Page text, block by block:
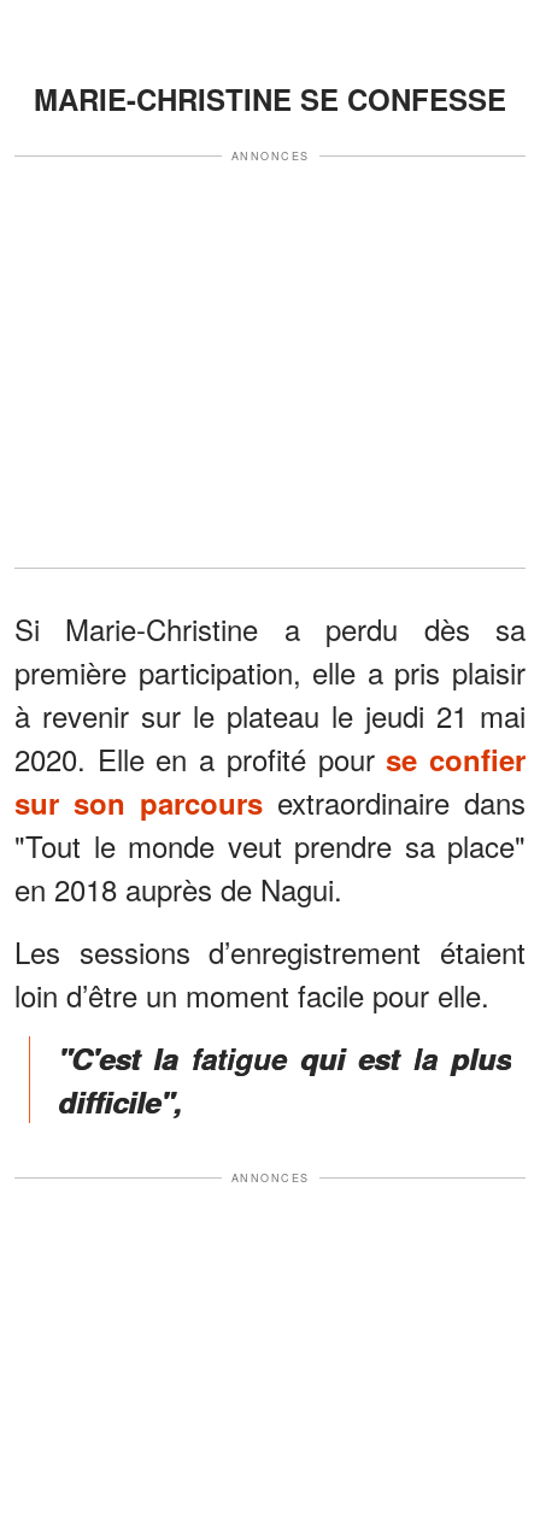
MARIE-CHRISTINE SE CONFESSE
ANNONCES
Si Marie-Christine a perdu dès sa
première participation, elle a pris plaisir
à revenir sur le plateau le jeudi 21 mai
2020. Elle en a profité pourse confier
sur son parcours extraordinaire dans
"Tout le monde veut prendre sa place"
en 2018 auprès de Nagui.
Les sessions d’enregistrement étaient
loin d’être un moment facile pour elle.
"C'est la fatigue qui est la plus
difficile",
ANNONCES